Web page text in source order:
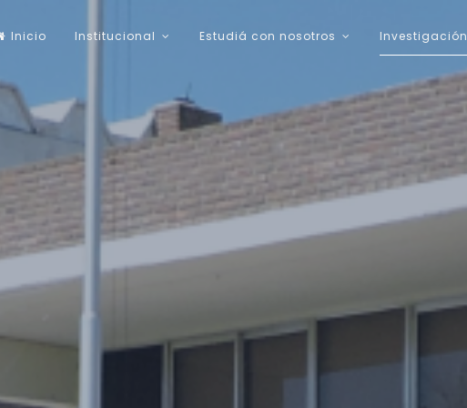
Inicio Institucional Estudiá con nosotros Investigación